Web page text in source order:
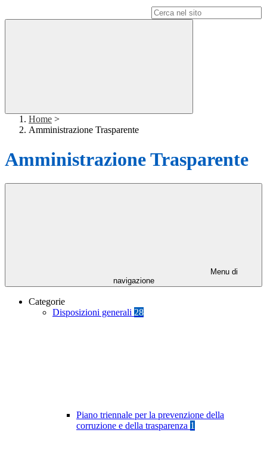
Home >
Amministrazione Trasparente
Amministrazione Trasparente
Menu di
navigazione
Categorie
Disposizioni generali 28
Piano triennale per la prevenzione della
corruzione e della trasparenza 1